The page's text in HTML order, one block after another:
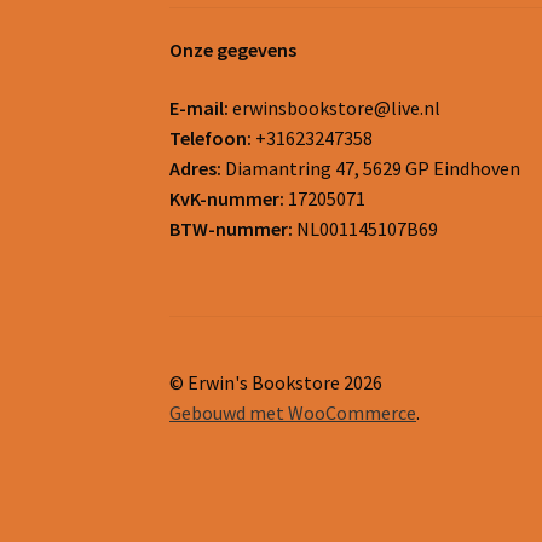
Onze gegevens
E-mail: erwinsbookstore@live.nl
Telefoon: +31623247358
Adres: Diamantring 47, 5629 GP Eindhoven
KvK-nummer: 17205071
BTW-nummer: NL001145107B69
© Erwin's Bookstore 2026
Gebouwd met WooCommerce.